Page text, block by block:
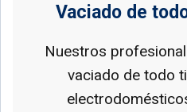
Vaciado de
Nuestros
vaciado de todo